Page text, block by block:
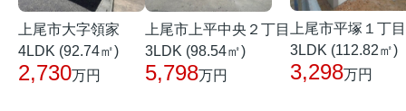
上尾市大字領家
4LDK (92.74㎡)
2,730万円
上尾市上平中央２丁目
3LDK (98.54㎡)
5,798万円
上尾市平塚１丁目
3LDK (112.82㎡)
3,298万円